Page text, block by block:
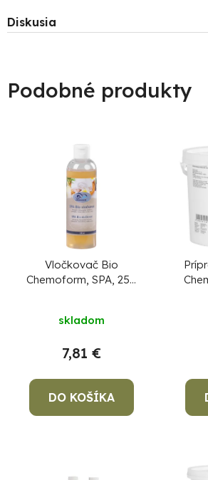
Diskusia
Podobné produkty
Vločkovač Bio
Chemoform, SPA, 250
skladom
7,81 €
DO KOŠÍKA